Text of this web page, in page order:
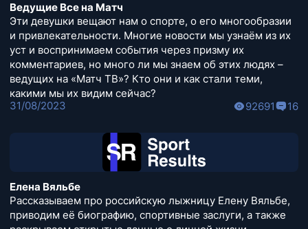
Ведущие Все на Матч
Эти девушки вещают нам о спорте, о его многообразии
и привлекательности. Многие новости мы узнаём из их
уст и воспринимаем события через призму их
комментариев, но много ли мы знаем об этих людях –
ведущих на «Матч ТВ»? Кто они и как стали теми,
какими мы их видим сейчас?
31/08/2023
92691 16
Елена Вяльбе
Рассказываем про российскую лыжницу Елену Вяльбе,
приводим её биографию, спортивные заслуги, а также